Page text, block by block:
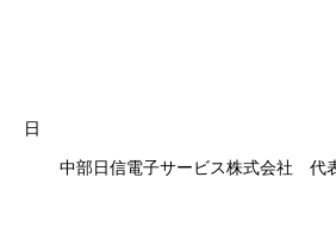
制
中部日信電子サービス株式会社